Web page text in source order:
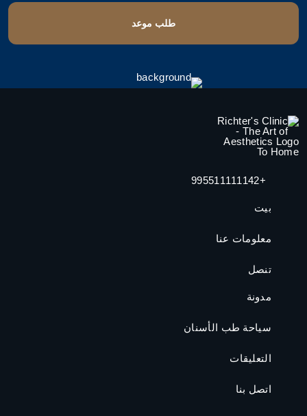
+995511111142
بيت
معلومات عنا
تنصل
مدونة
سياحة طب الأسنان
التعليقات
اتصل بنا